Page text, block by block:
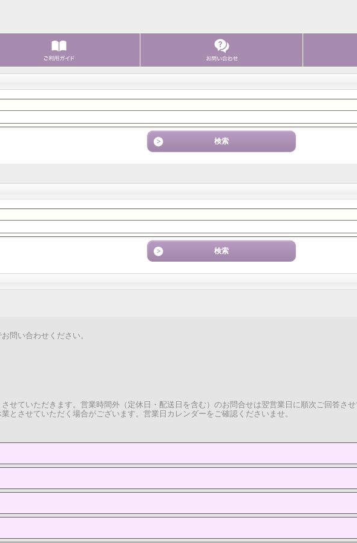
問い合わせください。
せていただきます。営業時間外（定休日・配送日を含む）のお問合せは翌営業日に順次ご回答させ
とさせていただく場合がございます。営業日カレンダーをご確認くださいませ。